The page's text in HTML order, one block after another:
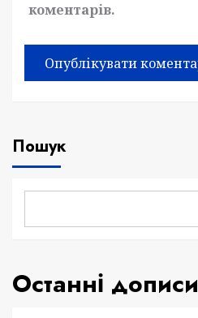
коментарів.
Пошук
Останні дописи